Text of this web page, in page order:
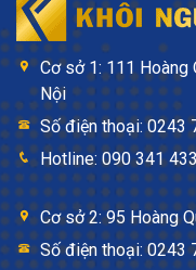
Cơ sở 1: 111 Hoàng
Nội
Số điện thoại: 0243
Hotline: 090 341
Cơ sở 2: 95 Hoàng
Số điện thoại: 0243